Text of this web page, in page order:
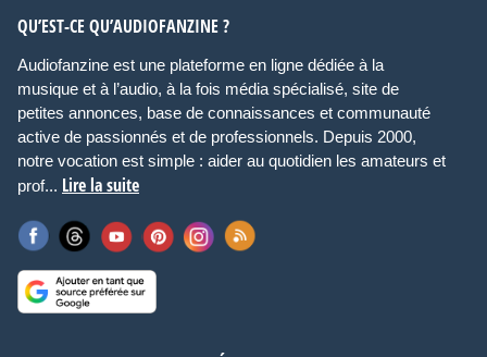
QU’EST-CE QU’AUDIOFANZINE ?
Audiofanzine est une plateforme en ligne dédiée à la
musique et à l’audio, à la fois média spécialisé, site de
petites annonces, base de connaissances et communauté
active de passionnés et de professionnels. Depuis 2000,
notre vocation est simple : aider au quotidien les amateurs et
prof... Lire la suite